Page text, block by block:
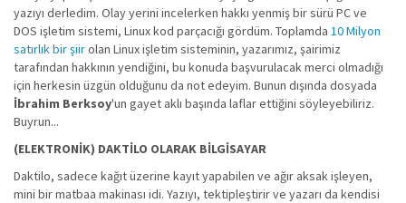
yazıyı derledim. Olay yerini incelerken hakkı yenmiş bir sürü PC ve
DOS işletim sistemi, Linux kod parçacığı gördüm. Toplamda 10 Milyon
satırlık bir şiirolan Linux işletim sisteminin, yazarımız, şairimiz
tarafından hakkının yendiğini, bu konuda başvurulacak merci olmadığı
için herkesin üzgün olduğunu da not edeyim. Bunun dışında dosyada
İbrahim Berksoy'un gayet aklı başında laflar ettiğini söyleyebiliriz.
Buyrun...
(ELEKTRONİK) DAKTİLO OLARAK BİLGİSAYAR
Daktilo, sadece kağıt üzerine kayıt yapabilen ve ağır aksak işleyen,
mini bir matbaa makinası idi. Yazıyı, tektipleştirir ve yazarı da kendisi